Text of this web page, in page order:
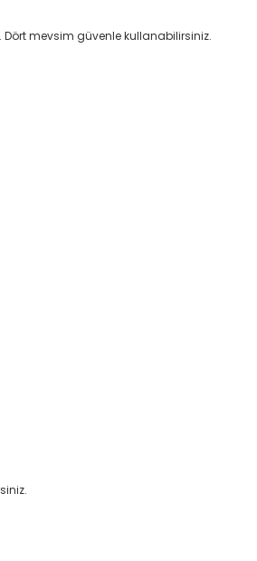
Dört mevsim güvenle kullanabilirsiniz.